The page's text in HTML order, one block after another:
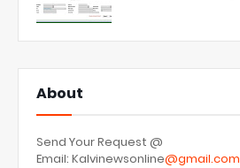
About
Send Your Request @
Email: Kalvinewsonline@gmail.com